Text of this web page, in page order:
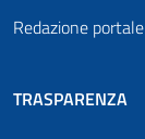
Redazione portale
TRASPARENZA